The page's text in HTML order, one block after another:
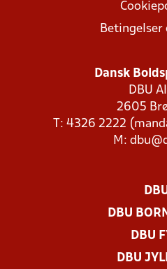
Betingelser
Dansk
DBU
2605
T: 4326 2222
M:
DBU
DBU
DBU